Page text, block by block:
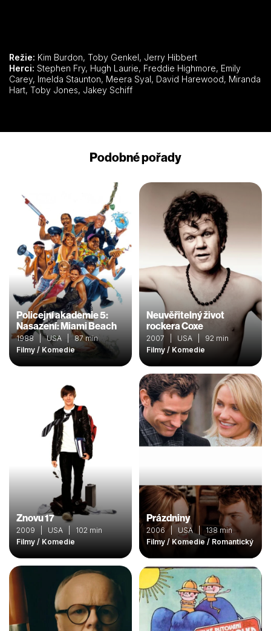
Režie: Kim Burdon, Toby Genkel, Jerry Hibbert
Herci:
Carey, Imelda Staunton, Meera Syal, David Harewood, Miranda
Hart, Toby Jones, Jakey Schiff
Podobné pořady
Policejní akademie 5:
Nasazení: Miami Beach
1988 | USA | 87 min
Filmy / Komedie
Neuvěřitelný život
rockera Coxe
2007 | USA | 92 min
Filmy / Komedie
Znovu 17
2009 | USA | 102 min
Filmy / Komedie
Prázdniny
2006 | USA | 138 min
Filmy / Komedie / Romantický